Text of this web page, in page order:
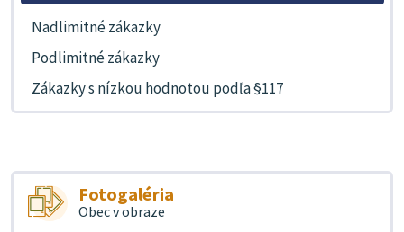
Nadlimitné zákazky
Podlimitné zákazky
Zákazky s nízkou hodnotou podľa §117
Fotogaléria
Obec v obraze